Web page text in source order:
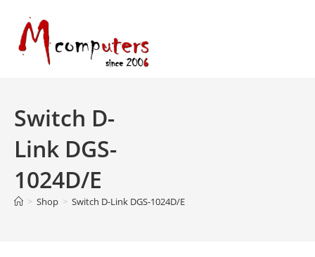
content
Switch D-
Link DGS-
1024D/E
> Shop > Switch D-Link DGS-1024D/E